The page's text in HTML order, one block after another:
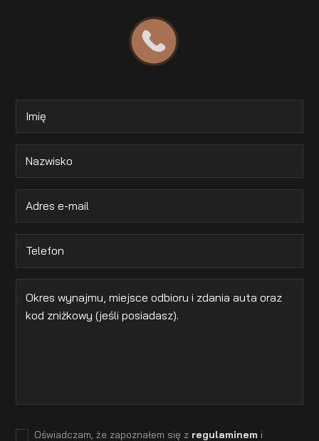
Oświadczam, że zapoznałem się z regulaminemi